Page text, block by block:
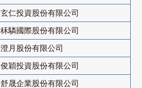
玄仁投資股份有限公司
秝驎國際股份有限公司
澄月股份有限公司
俊穎投資股份有限公司
舒晟企業股份有限公司